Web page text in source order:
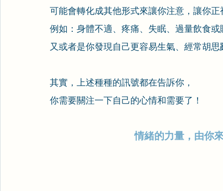
可能會轉化成其他形式來讓你注意，讓你正
例如：身體不適、疼痛、失眠、過量飲食或
又或者是你發現自己更容易生氣、經常胡思
其實，上述種種的訊號都在告訴你，
你需要關注一下自己的心情和需要了！
情緒的力量，由你